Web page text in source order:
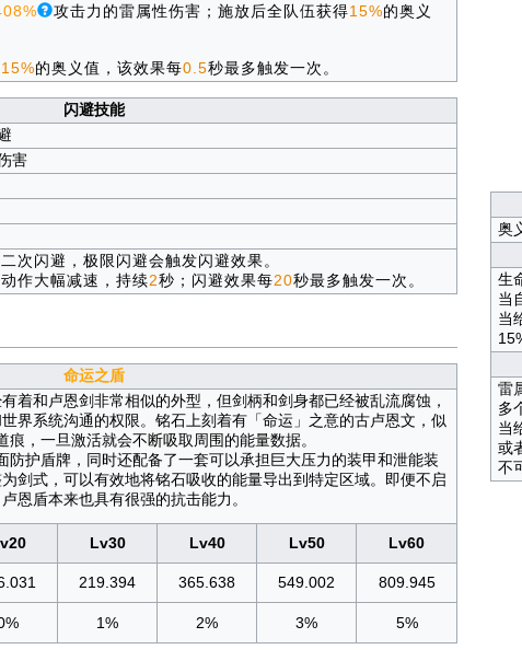
攻击力的雷属性伤害；施放后全队伍获得15%的奥义
15%的奥义值，该效果每0.5秒最多触发一次。
闪避技能
害
次闪避，极限闪避会触发闪避效果。
作大幅减速，持续2秒；闪避效果每20秒最多触发一次。
命运之盾
着和卢恩剑非常相似的外型，但剑柄和剑身都已经被乱流腐蚀，
界系统沟通的权限。铭石上刻着有「命运」之意的古卢恩文，似
痕，一旦激活就会不断吸取周围的能量数据。
防护盾牌，同时还配备了一套可以承担巨大压力的装甲和泄能装
剑式，可以有效地将铭石吸收的能量导出到特定区域。即便不启
恩盾本来也具有很强的抗击能力。
Lv30 Lv40 Lv50 Lv60
219.394 365.638 549.002 809.945
1% 2% 3% 5%
奥
生
当
当
雷
多
当
或
不